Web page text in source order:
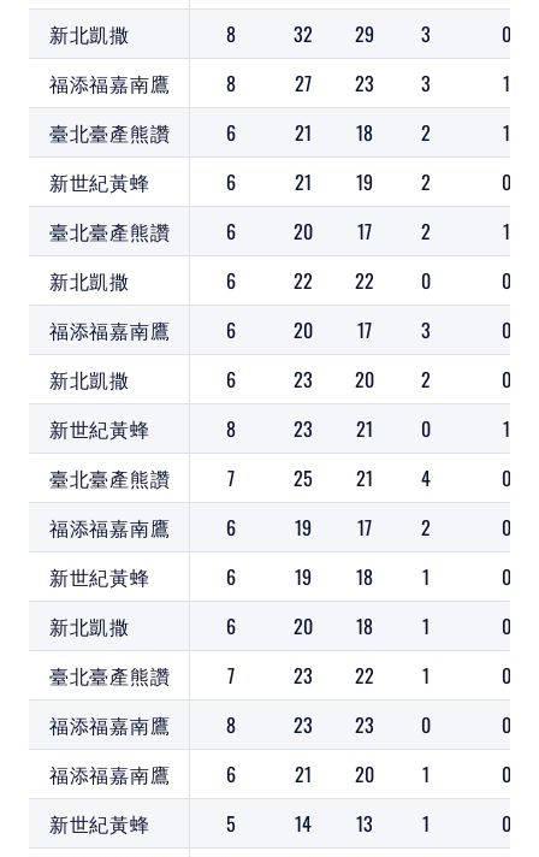
新北凱撒 8 32 29 3
0
福添福嘉南鷹
8 27 23 3
1
臺北臺產熊讚
6 21 18 2
1
新世紀黃蜂
6 21 19 2
0
臺北臺產熊讚
6 20 17 2
1
新北凱撒
6 22 22 0
0
福添福嘉南鷹
6 20 17 3
0
新北凱撒
6 23 20 2
0
新世紀黃蜂
8 23 21 0
1
臺北臺產熊讚
7 25 21 4
0
福添福嘉南鷹
6 19 17 2
0
新世紀黃蜂
6 19 18 1
0
新北凱撒
6 20 18 1
0
臺北臺產熊讚
7 23 22 1
0
福添福嘉南鷹
8 23 23 0
0
福添福嘉南鷹
6 21 20 1
0
新世紀黃蜂
5 14 13 1
0